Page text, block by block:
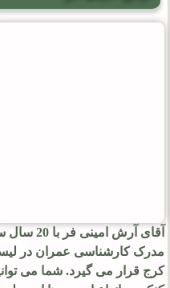
آقای آرش
مدرک کارشناسی عمران در
کرج قرار می گیرد. شما می